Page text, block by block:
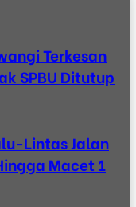
Terkesan
SPBU Ditutup
Lintas Jalan
Macet 1